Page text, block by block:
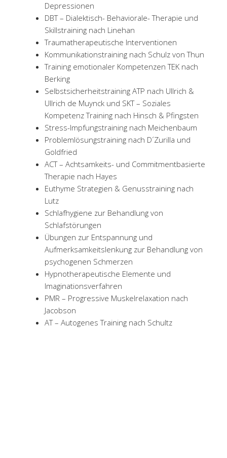
Depressionen
DBT – Dialektisch- Behaviorale- Therapie und
Skillstraining nach Linehan
Traumatherapeutische Interventionen
Kommunikationstraining nach Schulz von Thun
Training emotionaler Kompetenzen TEK nach
Berking
Selbstsicherheitstraining ATP nach Ullrich &
Ullrich de Muynck und SKT – Soziales
Kompetenz Training nach Hinsch & Pfingsten
Stress-Impfungstraining nach Meichenbaum
Problemlösungstraining nach D´Zurilla und
Goldfried
ACT – Achtsamkeits- und Commitmentbasierte
Therapie nach Hayes
Euthyme Strategien & Genusstraining nach
Lutz
Schlafhygiene zur Behandlung von
Schlafstörungen
Übungen zur Entspannung und
Aufmerksamkeitslenkung zur Behandlung von
psychogenen Schmerzen
Hypnotherapeutische Elemente und
Imaginationsverfahren
PMR – Progressive Muskelrelaxation nach
Jacobson
AT – Autogenes Training nach Schultz